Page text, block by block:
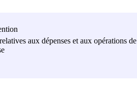
aux dépenses et aux opérations de